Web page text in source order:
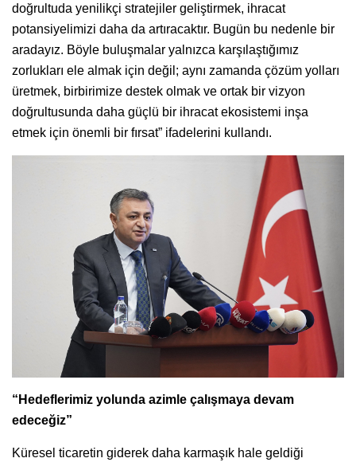
doğrultuda yenilikçi stratejiler geliştirmek, ihracat
potansiyelimizi daha da artıracaktır. Bugün bu nedenle bir
aradayız. Böyle buluşmalar yalnızca karşılaştığımız
zorlukları ele almak için değil; aynı zamanda çözüm yolları
üretmek, birbirimize destek olmak ve ortak bir vizyon
doğrultusunda daha güçlü bir ihracat ekosistemi inşa
etmek için önemli bir fırsat” ifadelerini kullandı.
“Hedeflerimiz yolunda azimle çalışmaya devam
edeceğiz”
Küresel ticaretin giderek daha karmaşık hale geldiği